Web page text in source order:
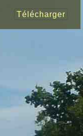
Télécharger